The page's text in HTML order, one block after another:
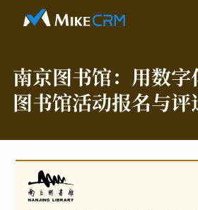
南京图书馆： 用数字
图书馆活动报名与